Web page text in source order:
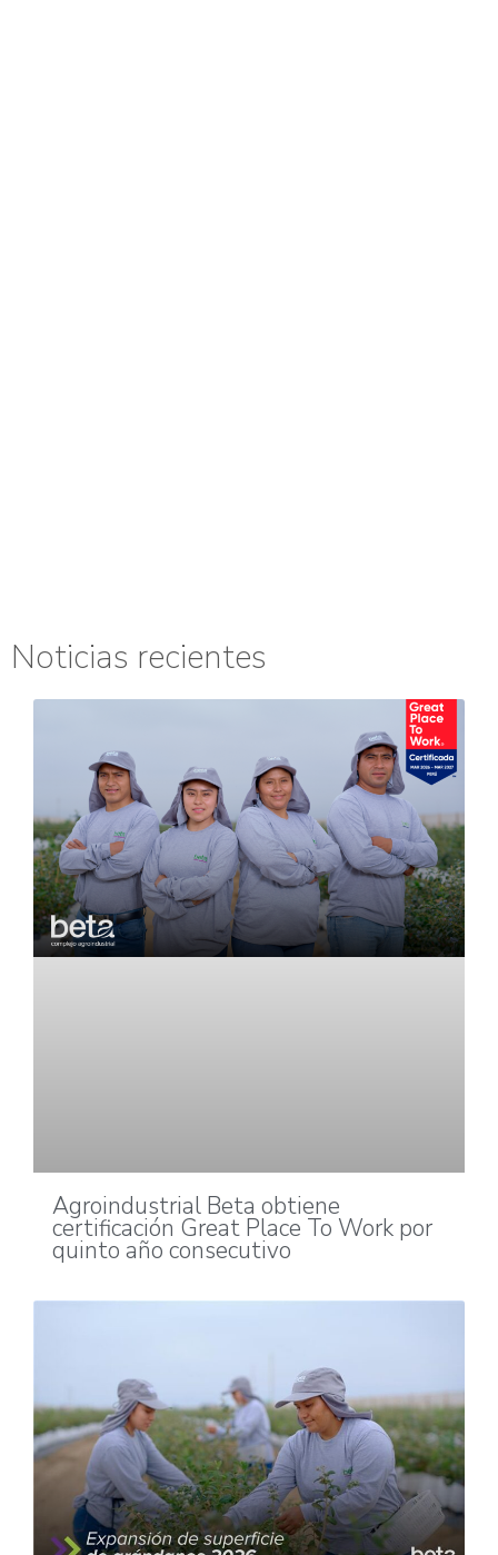
Noticias recientes
Agroindustrial Beta obtiene
certificación Great Place To Work por
quinto año consecutivo